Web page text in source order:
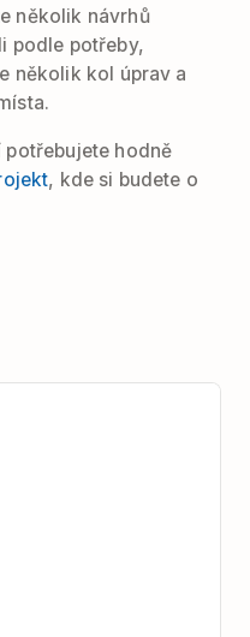
několik návrhů
podle potřeby,
několik kol úprav a
potřebujete hodně
, kde si budete o